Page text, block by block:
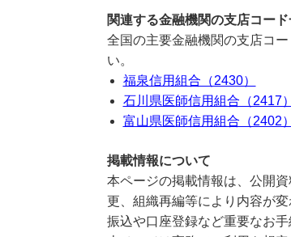
関連する金融機関の支店コー
全国の主要金融機関の支店コ
い。
福泉信用組合（2430）
石川県医師信用組合（2417）
富山県医師信用組合（2402）
掲載情報について
本ページの掲載情報は、公開
更、組織再編等により内容が変
振込や口座登録など重要なお